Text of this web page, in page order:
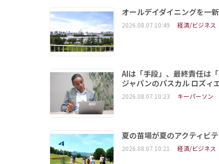
オールデイダイニングを一
2026.08.07 10:49 経済/ビジネス
AIは「手段」、最終責任は
ジャパンのパスカル ロズィ
2026.08.07 10:23 キーパーソン
夏の苗場が夏のアクティビ
2026.08.07 10:21 経済/ビジネス